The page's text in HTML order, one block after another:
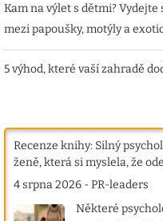
Kam na výlet s dětmi?
mezi papoušky, motýly a
5 výhod, které vaší zahradě
Recenze knihy: Silný
ženě, která si myslela, že
4 srpna 2026 -PR-leaders
Některé